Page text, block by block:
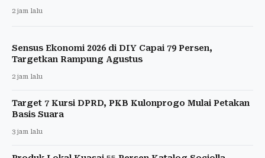
2 jam lalu
Sensus Ekonomi 2026 di DIY Capai 79 Persen,
Targetkan Rampung Agustus
2 jam lalu
Target 7 Kursi DPRD, PKB Kulonprogo Mulai Petakan
Basis Suara
3 jam lalu